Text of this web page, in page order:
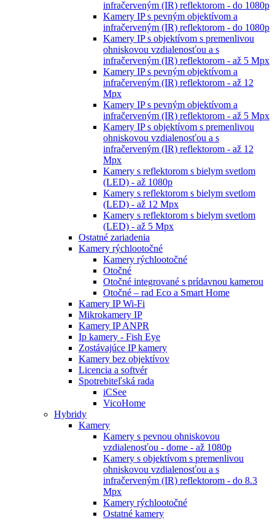
infračerveným (IR) reflektorom - do 1080p
Kamery IP s pevným objektívom a
infračerveným (IR) reflektorom - do 1080p
Kamery IP s objektívom s premenlivou
ohniskovou vzdialenosťou a s
infračerveným (IR) reflektorom - až 5 Mpx
Kamery IP s pevným objektívom a
infračerveným (IR) reflektorom - až 12
Mpx
Kamery IP s pevným objektívom a
infračerveným (IR) reflektorom - až 5 Mpx
Kamery IP s objektívom s premenlivou
ohniskovou vzdialenosťou a s
infračerveným (IR) reflektorom - až 12
Mpx
Kamery s reflektorom s bielym svetlom
(LED) - až 1080p
Kamery s reflektorom s bielym svetlom
(LED) - až 12 Mpx
Kamery s reflektorom s bielym svetlom
(LED) - až 5 Mpx
Ostatné zariadenia
Kamery rýchlootočné
Kamery rýchlootočné
Otočné
Otočné integrované s prídavnou kamerou
Otočné – rad Eco a Smart Home
Kamery IP Wi-Fi
Mikrokamery IP
Kamery IP ANPR
Ip kamery - Fish Eye
Zostávajúce IP kamery
Kamery bez objektívov
Licencia a softvér
Spotrebiteľská rada
iCSee
VicoHome
Hybridy
Kamery
Kamery s pevnou ohniskovou
vzdialenosťou - dome - až 1080p
Kamery s objektívom s premenlivou
ohniskovou vzdialenosťou a s
infračerveným (IR) reflektorom - do 8.3
Mpx
Kamery rýchlootočné
Ostatné kamery